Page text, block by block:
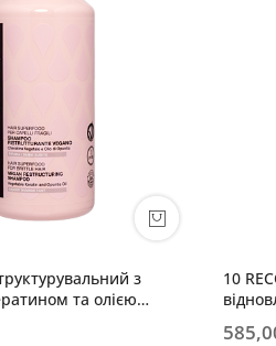
з
та олією
10